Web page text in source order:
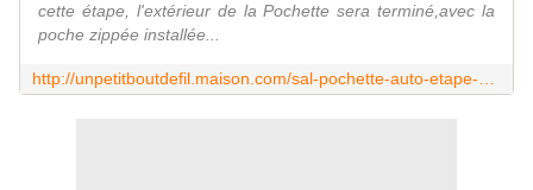
cette étape, l'extérieur de la Pochette sera terminé,avec la
poche zippée installée...